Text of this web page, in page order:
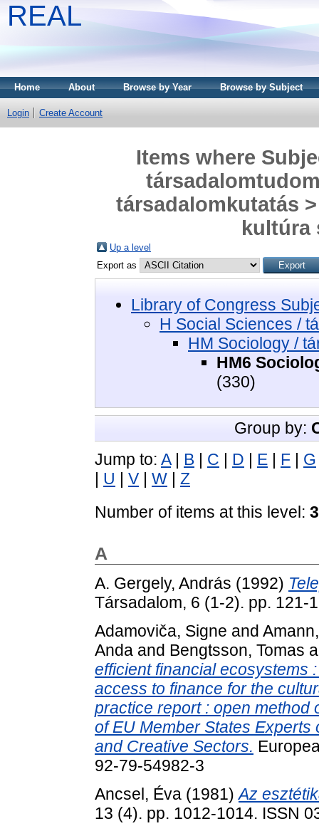
REAL
Home About Browse by Year Browse by Subject
Login Create Account
Items where
társadalomkutatás
kultúra
Up a level
Export as
Library of Congress
H Social Sciences /
HM Sociology /
HM6
(330)
Group by:
Jump to: A| B C D E F G
U V W
Z
Number of items at this level:
A
A. Gergely, András (1992)
Társadalom, 6 (1-2). pp. 121-
Adamoviča, Signe and
Anda and Bengtsson, Tomas
efficient financial ecosystems
access to finance for the
practice report : open method
of EU Member States
and Creative Sectors.
92-79-54982-3
Ancsel, Éva (1981)Az
13 (4). pp. 1012-1014. ISSN